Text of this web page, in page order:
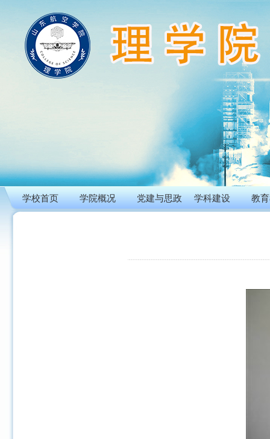
学校首页 学院概况 党建与思政 学科建设 教